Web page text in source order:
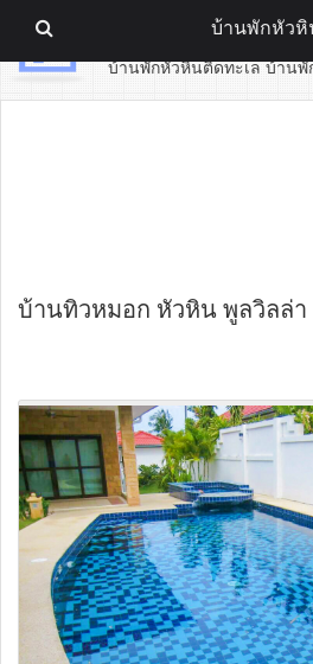
บ้านพั
บ้านพักหัวหินติดทะเล บ้าน
บ้านทิวหมอก หัวหิน พูลวิลล่า
บ้านพักหัวหิ